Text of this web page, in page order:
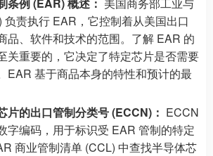
负责执行 EAR，它控制着从美国出口
品、软件和技术的范围。了解 EAR 的
关重要的，它决定了特定芯片是否需要
EAR 基于商品本身的特性和预计的最
片的出口管制分类号 (ECCN)： ECCN
字编码，用于标识受 EAR 管制的特定
商业管制清单 (CCL) 中查找半导体芯